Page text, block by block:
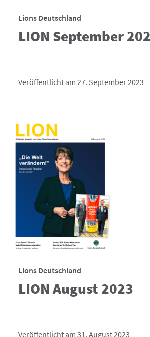
Lions Deutschland
LION September
Veröffentlicht am 27. September 2023
Lions Deutschland
LION August 2023
Veröffentlicht am 31. August 2023